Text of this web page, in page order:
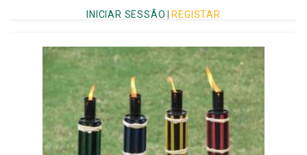
INICIAR SESSÃO REGISTAR